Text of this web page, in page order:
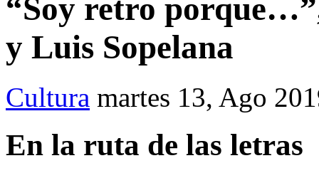
“Soy retro
y Luis Sopelana
Cultura martes 13, Ago
En la ruta de las letras